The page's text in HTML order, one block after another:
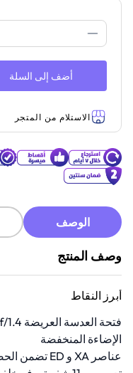
أضف إلى السلة
الاستلام من المتجر
الوصف
وصف المنتج
أبرز النقاط
الإضاءة المنخفضة
عناصر XA و ED تضمن الحصول على صور واضحة